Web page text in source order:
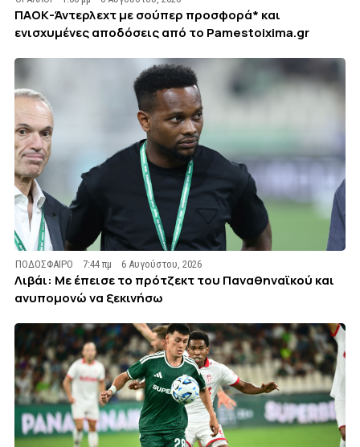
ΠΑΟΚ-Άντερλεχτ με σούπερ προσφορά* και
ενισχυμένες αποδόσεις από το Pamestoixima.gr
ΠΟΔΟΣΦΑΙΡΟ 7:44 πμ 6 Αυγούστου, 2026
Λιβάι: Με έπεισε το πρότζεκτ του Παναθηναϊκού και
ανυπομονώ να ξεκινήσω